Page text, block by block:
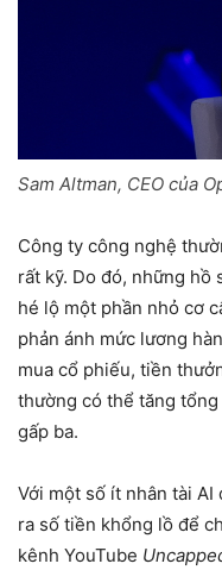
Sam Altman, CEO của
Công ty công nghệ
rất kỹ. Do đó, những hồ
hé lộ một phần nhỏ cơ
phản ánh mức lương
mua cổ phiếu, tiền
thường có thể tăng
gấp ba.
Với một số ít nhân tài AI
ra số tiền khổng lồ để
kênh YouTube